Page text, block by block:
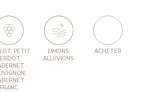
PETIT
FRANC
LIMONS
ALLUVIONS
ACHETER